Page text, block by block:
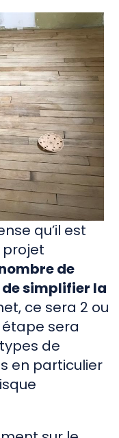
qu’il est
projet
de
simplifier la
ce sera 2 ou
sera
de
en particulier